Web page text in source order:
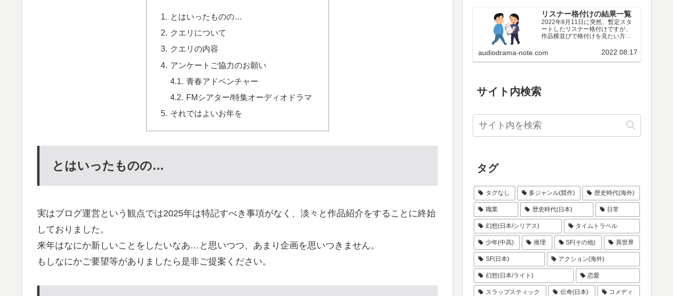
とはいったものの…
クエリについて
クエリの内容
アンケートご協力のお願い
青春アドベンチャー
FMシアター/特集オーディオドラマ
それではよいお年を
とはいったものの…
実はブログ運営という観点では2025年は特記すべき事項がなく、淡々と作品紹介をすることに終始
しておりました。
来年はなにか新しいことをしたいなあ…と思いつつ、あまり企画を思いつきません。
もしなにかご要望等がありましたら是非ご提案ください。
です。なお、私個人の評価ではな
くリスナーの皆様の評価というこ
とであれば、歴代ベスト作品アン
ケートの投票結果、年ごとのアン
ケートの投票結果、当ブログのペ
ージビュー数の順位などをご覧く
ださい。
リスナー格付けの結果一覧
2022年8月11日に突然、暫定スタ
ートしたリスナー格付けですが、
作品横並びで格付けを見たい方も
付け状況を集計のうえ、ここで公
表いたします。是非皆さんも参加
してみてください。ただ残念なが
audiodrama-note.com 2022.08.17
サイト内検索
タグ
タグなし 多ジャンル(競作) 歴史時代(海外)
職業 歴史時代(日本) 日常
幻想(日本/シリアス) タイムトラベル
少年(中高) 推理 SF(その他) 異世界
SF(日本) アクション(海外)
幻想(日本/ライト) 恋愛
スラップスティック 伝奇(日本) コメディ